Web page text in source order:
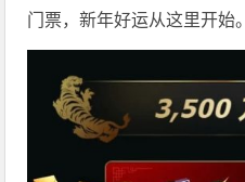
门票，新年好运从这里开始。